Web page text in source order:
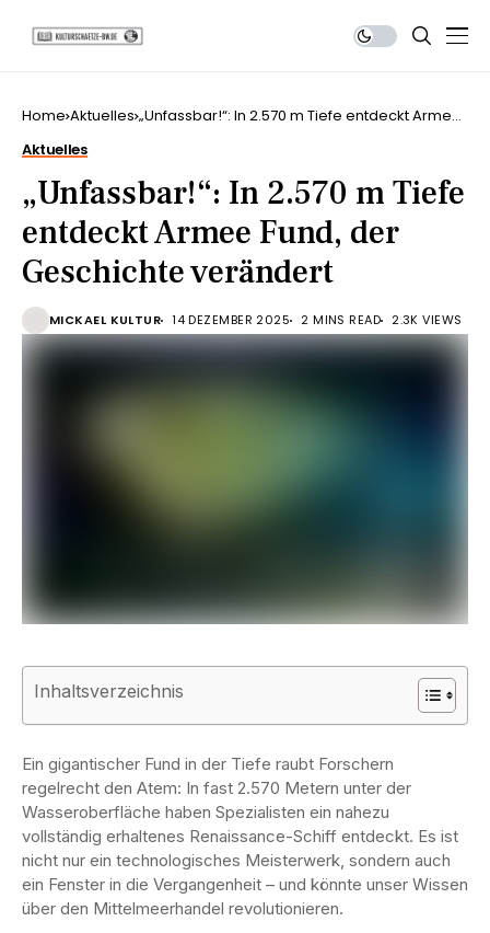
Home Aktuelles „Unfassbar!“: In 2.570 m Tiefe entdeckt Armee
Aktuelles
„Unfassbar!“: In 2.570 m Tiefe
entdeckt Armee Fund, der
Geschichte verändert
MICKAEL KULTUR 14 DEZEMBER 2025 2 MINS READ 2.3K VIEWS
Inhaltsverzeichnis
Ein gigantischer Fund in der Tiefe raubt Forschern
regelrecht den Atem: In fast 2.570 Metern unter der
Wasseroberfläche haben Spezialisten ein nahezu
vollständig erhaltenes Renaissance-Schiff entdeckt. Es ist
nicht nur ein technologisches Meisterwerk, sondern auch
ein Fenster in die Vergangenheit – und könnte unser Wissen
über den Mittelmeerhandel revolutionieren.